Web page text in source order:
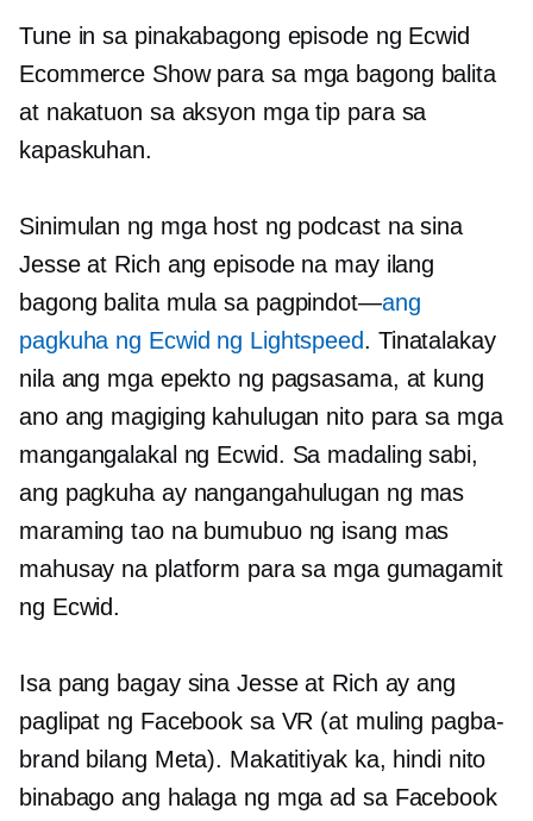
Tune in sa pinakabagong episode ng Ecwid
Ecommerce Show para sa mga bagong balita
at nakatuon sa aksyon mga tip para sa
kapaskuhan.
Sinimulan ng mga host ng podcast na sina
Jesse at Rich ang episode na may ilang
bagong balita mula sa pagpindot—ang
pagkuha ng Ecwid ng Lightspeed. Tinatalakay
nila ang mga epekto ng pagsasama, at kung
ano ang magiging kahulugan nito para sa mga
mangangalakal ng Ecwid. Sa madaling sabi,
ang pagkuha ay nangangahulugan ng mas
maraming tao na bumubuo ng isang mas
mahusay na platform para sa mga gumagamit
ng Ecwid.
Isa pang bagay sina Jesse at Rich ay ang
paglipat ng Facebook sa VR (at muling pagba-
brand bilang Meta). Makatitiyak ka, hindi nito
binabago ang halaga ng mga ad sa Facebook